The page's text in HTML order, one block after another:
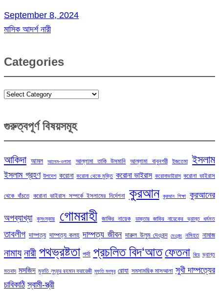
September 8, 2024
মাসিক আদর্শ নারী
Categories
Categories
গুরুত্বপূর্ণ বিষয়সমূহ
আকিদা আমল আলেম-ওলামা আল্লামা তাকি উসমানি আল্লামা বাবুনগরী ইজতেমা ইসলাম
ইসলাম গ্রহণ উপদেশ করোনা করোনা থেকে মুক্তি করোনা ভাইরাস করোনাভাইরাস করোনা ভাইরাস
থেকে বাঁচতে করোনা ভাইরাস সম্পর্কে ইসলামের নির্দেশনা কুরআন কুরআন শিক্ষা কুরআনের
অপব্যাখ্যা কুসংস্কার গোমরাহী জাকির নায়েক ডাক্তার জাকির নায়েকের ভ্রান্ত ধর্মমত
তাবলীগ দাম্পত্য দাম্পত্য কলহ দাম্পত্য জীবন দারুল উলুম দেওবন্দ দেওবন্দ নসিহত নামাজ
নামায নারী পথভ্রষ্টতা পর্দা প্রচলিত বিদ‘আত ফেতনা বিয়ে ভ্রান্ত
মতবাদ মসজিদ মুফতি লুৎফুর রহমান ফরায়েজী মুফতি মনসুর রোযা সমসাময়িক মাসআলা সুখী দাম্পত্যের
চাবিকাঠি স্বামী-স্ত্রী